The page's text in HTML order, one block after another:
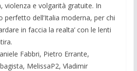
violenza e volgarità gratuite. In
perfetto dell’Italia moderna, per chi
in faccia la realta’ con le lenti
Fabbri, Pietro Errante,
MelissaP2, Vladimir